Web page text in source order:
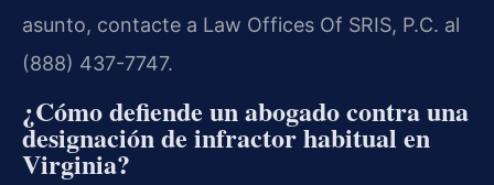
asunto, contacte a Law Offices Of SRIS, P.C. al
(888) 437-7747.
¿Cómo defiende un abogado contra una
designación de infractor habitual en
Virginia?